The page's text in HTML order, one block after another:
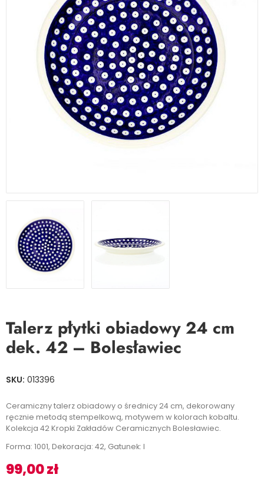
Talerz płytki obiadowy 24 cm
dek. 42 – Bolesławiec
SKU: 013396
Ceramiczny talerz obiadowy o średnicy 24 cm, dekorowany
ręcznie metodą stempelkową, motywem w kolorach kobaltu.
Kolekcja 42 Kropki Zakładów Ceramicznych Bolesławiec.
Forma: 1001, Dekoracja: 42, Gatunek: I
99,00zł